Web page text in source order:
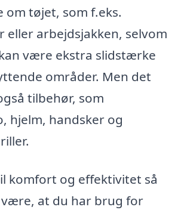
om tøjet, som f.eks.
eller arbejdsjakken, selvom
være ekstra slidstærke
områder. Men det
tilbehør, som
hjelm, handsker og
komfort og effektivitet så
være, at du har brug for